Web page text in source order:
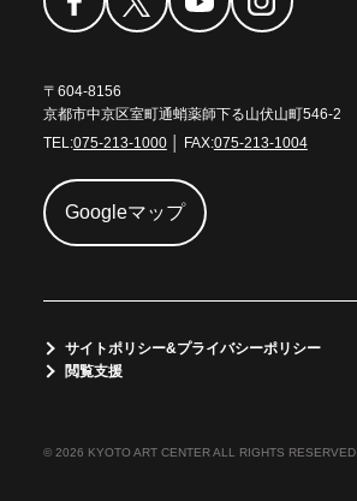
〒604-8156
京都市中京区室町通蛸薬師下る山伏山町546-2
TEL:075-213-1000│ FAX:075-213-1004
Googleマップ
サイトポリシー&プライバシーポリシー
閲覧支援
© 2026 KYOTO ART CENTER ALL RIGHTS RESERVED.